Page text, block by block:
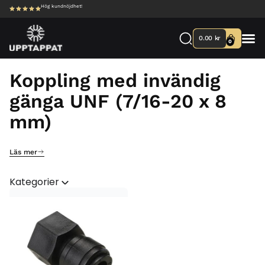
Hög kundnöjdhet!
0.00 kr 0
Koppling med invändig
gänga UNF (7/16-20 x 8
mm)
Läs mer
Kategorier